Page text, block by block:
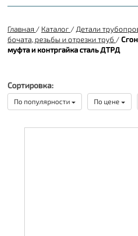
Главная / Каталог / Детали
бочата, резьбы и отрезки труб /
муфта и контргайка сталь ДТРД
Сортировка:
По популярности По цене